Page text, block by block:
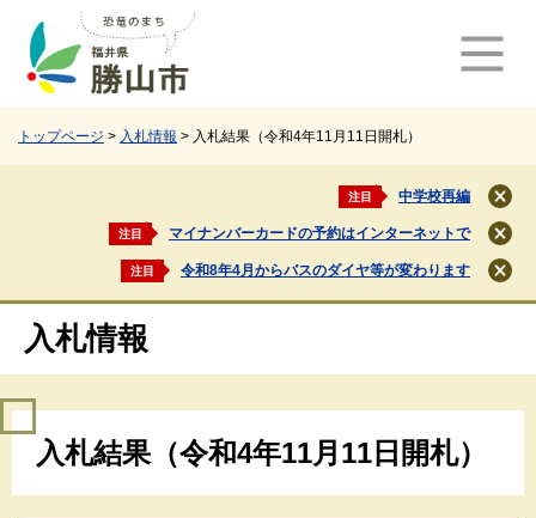
トップページ > 入札情報 > 入札結果（令和4年11月11日開札）
注目 中学校再編
閉
じ
る
注目 マイナンバーカードの予約はインターネットで
閉
じ
る
注目 令和8年4月からバスのダイヤ等が変わります
閉
じ
入札情報
入札結果（令和4年11月11日開札）